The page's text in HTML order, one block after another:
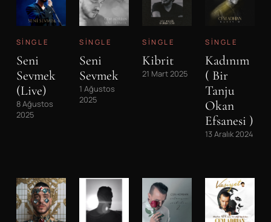
SINGLE
Seni
Sevmek
(Live)
8 Ağustos
2025
SINGLE
Seni
Sevmek
1 Ağustos
2025
SINGLE
Kibrit
21 Mart 2025
SINGLE
Kadınım
( Bir
Tanju
Okan
Efsanesi )
13 Aralık 2024